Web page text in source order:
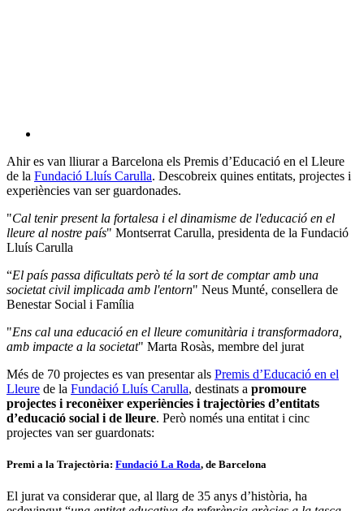
Ahir es van lliurar a Barcelona els Premis d’Educació en el Lleure
de la Fundació Lluís Carulla. Descobreix quines entitats, projectes i
experiències van ser guardonades.
"Cal tenir present la fortalesa i el dinamisme de l'educació en el
lleure al nostre país" Montserrat Carulla, presidenta de la Fundació
Lluís Carulla
“El país passa dificultats però té la sort de comptar amb una
societat civil implicada amb l'entorn" Neus Munté, consellera de
Benestar Social i Família
"Ens cal una educació en el lleure comunitària i transformadora,
amb impacte a la societat" Marta Rosàs, membre del jurat
Més de 70 projectes es van presentar als Premis d’Educació en el
Lleure de la Fundació Lluís Carulla, destinats a promoure
projectes i reconèixer experiències i trajectòries d’entitats
d’educació social i de lleure. Però només una entitat i cinc
projectes van ser guardonats:
Premi a la Trajectòria: Fundació La Roda, de Barcelona
El jurat va considerar que, al llarg de 35 anys d’història, ha